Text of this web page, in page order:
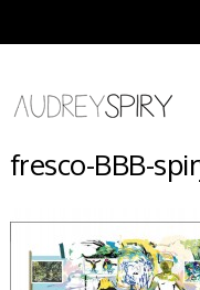
fresco-BBB-